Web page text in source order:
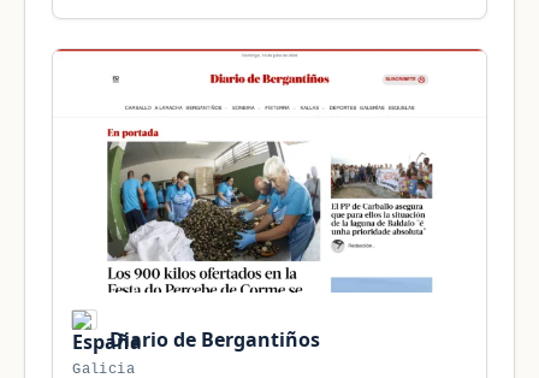
Diario de Bergantiños
Galicia